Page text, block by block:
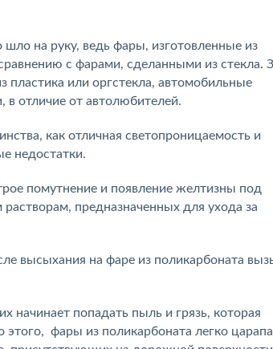
на руку, ведь фары, изготовленные из
с фарами, сделанными из стекла.
пластика или оргстекла, автомобильные
отличие от автолюбителей.
как отличная светопроницаемость и
недостатки.
помутнение и появление желтизны под
предназначенных для ухода за
высыхания на фаре из поликарбоната
начинает попадать пыль и грязь, которая
этого, фары из поликарбоната легко